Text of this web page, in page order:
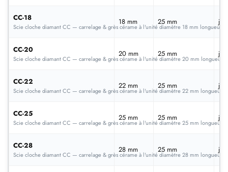
CC-18
Scie cloche diamant CC — carrelage & grès cérame à l'unité diamètre 18 mm longueur
18 mm 25 mm
CC-20
Scie cloche diamant CC — carrelage & grès cérame à l'unité diamètre 20 mm longueur
20 mm 25 mm
CC-22
Scie cloche diamant CC — carrelage & grès cérame à l'unité diamètre 22 mm longueur
22 mm 25 mm
CC-25
Scie cloche diamant CC — carrelage & grès cérame à l'unité diamètre 25 mm longueur
25 mm 25 mm
CC-28
Scie cloche diamant CC — carrelage & grès cérame à l'unité diamètre 28 mm longueur
28 mm 25 mm